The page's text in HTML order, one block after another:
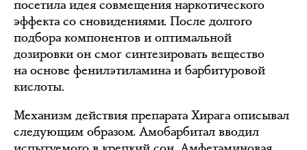
посетила идея совмещения наркотического
эффекта со сновидениями. После долгого
подбора компонентов и оптимальной
дозировки он смог синтезировать вещество
на основе фенилэтиламина и барбитуровой
кислоты.
Механизм действия препарата Хирага описывал
следующим образом. Амобарбитал вводил